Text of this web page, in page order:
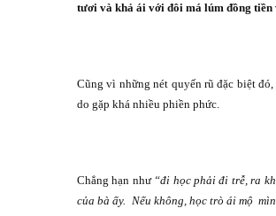
tươi và khả ái với đôi má lúm đồng
Cũng vì những nét quyến rũ đặc biệt
do gặp khá nhiều phiền phức.
Chẳng hạn như“đi học phải đi trễ, ra
của bà ấy. Nếu không, học trò ái mộ